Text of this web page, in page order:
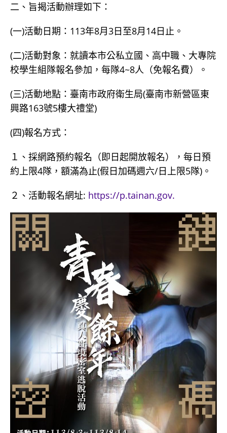
二、旨揭活動辦理如下：
(一)活動日期：113年8月3日至8月14日止。
(二)活動對象：就讀本市公私立國、高中職、大專院
校學生組隊報名參加，每隊4~8人（免報名費）。
(三)活動地點：臺南市政府衛生局(臺南市新營區東
興路163號5樓大禮堂)
(四)報名方式：
１、採網路預約報名（即日起開放報名），每日預
約上限4隊，額滿為止(假日加碼週六/日上限5隊)。
２、活動報名網址: https://p.tainan.gov.